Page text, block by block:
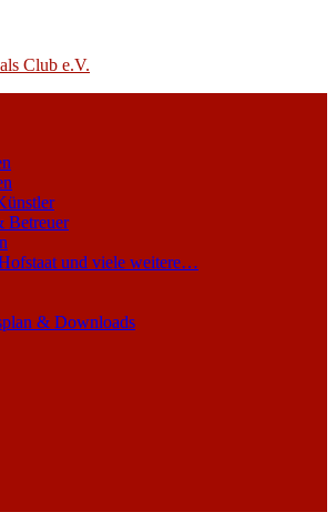
Betreuer
und viele weitere…
& Downloads